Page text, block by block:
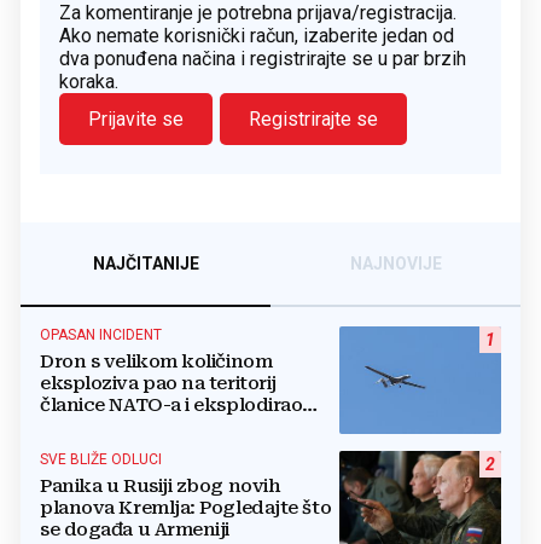
Za komentiranje je potrebna prijava/registracija.
Ako nemate korisnički račun, izaberite jedan od
dva ponuđena načina i registrirajte se u par brzih
koraka.
Prijavite se
Registrirajte se
NAJČITANIJE NAJNOVIJE
1
OPASAN INCIDENT
Dron s velikom količinom
eksploziva pao na teritorij
članice NATO-a i eksplodirao
2
SVE BLIŽE ODLUCI
Panika u Rusiji zbog novih
planova Kremlja: Pogledajte što
se događa u Armeniji